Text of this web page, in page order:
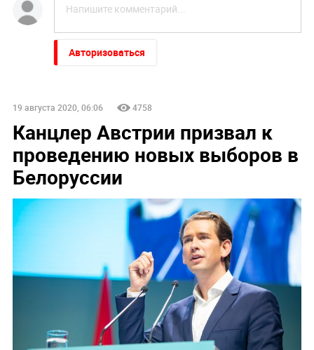
Авторизоваться
19 августа 2020, 06:06 4758
Канцлер Австрии призвал к
проведению новых выборов в
Белоруссии